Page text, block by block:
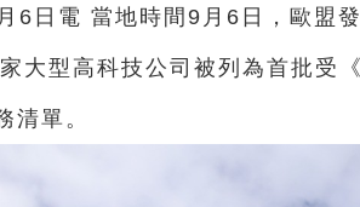
6日電 當地時間9月6日，歐盟
大型高科技公司被列為首批受
清單。